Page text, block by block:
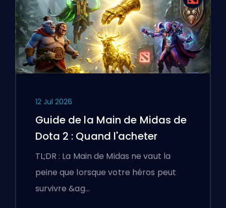
12 Jul 2026
Guide de la Main de Midas de
Dota 2 : Quand l'acheter
TL;DR : La Main de Midas ne vaut la
peine que lorsque votre héros peut
survivre &ag…